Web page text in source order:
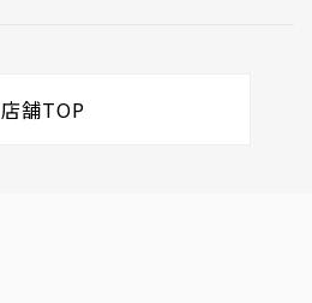
店舗TOP